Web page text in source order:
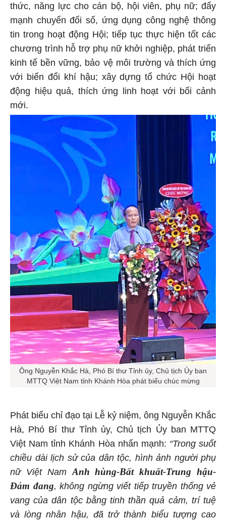
thức, năng lực cho cán bộ, hội viên, phụ nữ; đẩy
mạnh chuyển đổi số, ứng dụng công nghệ thông
tin trong hoạt động Hội; tiếp tục thực hiện tốt các
chương trình hỗ trợ phụ nữ khởi nghiệp, phát triển
kinh tế bền vững, bảo vệ môi trường và thích ứng
với biến đổi khí hậu; xây dựng tổ chức Hội hoạt
động hiệu quả, thích ứng linh hoạt với bối cảnh
mới.
Ông Nguyễn Khắc Hà, Phó Bí thư Tỉnh ủy, Chủ tịch Ủy ban
MTTQ Việt Nam tỉnh Khánh Hòa phát biểu chúc mừng
Phát biểu chỉ đạo tại Lễ kỷ niệm, ông Nguyễn Khắc
Hà, Phó Bí thư Tỉnh ủy, Chủ tịch Ủy ban MTTQ
Việt Nam tỉnh Khánh Hòa nhấn mạnh: “Trong suốt
chiều dài lịch sử của dân tộc, hình ảnh người phụ
nữ Việt Nam Anh hùng-Bất khuất-Trung hậu-
Đảm đang, không ngừng viết tiếp truyền thống vẻ
vang của dân tộc bằng tinh thần quả cảm, trí tuệ
và lòng nhân hậu, đã trở thành biểu tượng cao